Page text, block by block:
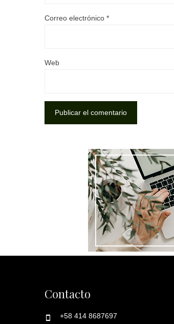
Correo electrónico *
Web
Contacto
+58 414 8687697